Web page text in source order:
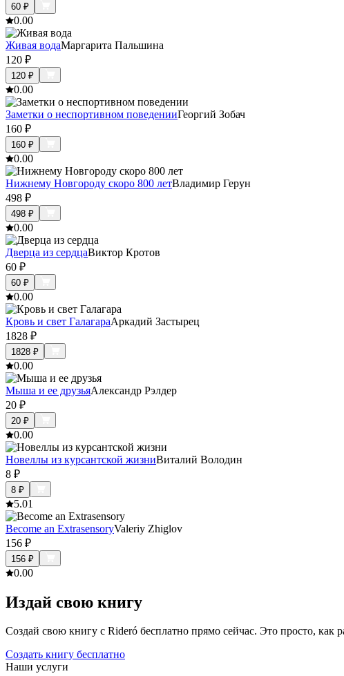
60 ₽
0.00
Живая водаМаргарита Пальшина
120 ₽
120 ₽
0.00
Заметки о неспортивном поведенииГеоргий Зобач
160 ₽
160 ₽
0.00
Нижнему Новгороду скоро 800 летВладимир Герун
498 ₽
498 ₽
0.00
Дверца из сердцаВиктор Кротов
60 ₽
60 ₽
0.00
Кровь и свет ГалагараАркадий Застырец
1828 ₽
1828 ₽
0.00
Мыша и ее друзьяАлександр Рэлдер
20 ₽
20 ₽
0.00
Новеллы из курсантской жизниВиталий Володин
8 ₽
8 ₽
5.01
Become an ExtrasensoryValeriy Zhiglov
156 ₽
156 ₽
0.00
Издай свою книгу
Создай свою книгу с Rideró бесплатно прямо сейчас. Это просто, как
Создать книгу бесплатно
Наши услуги